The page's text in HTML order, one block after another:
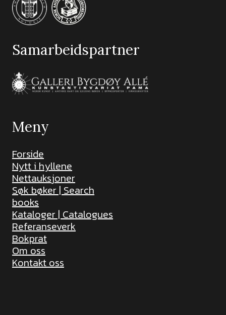
Samarbeidspartner
Meny
Forside
Nytt i hyllene
Nettauksjoner
Søk bøker | Search
books
Kataloger | Catalogues
Referanseverk
Bokprat
Om oss
Kontakt oss